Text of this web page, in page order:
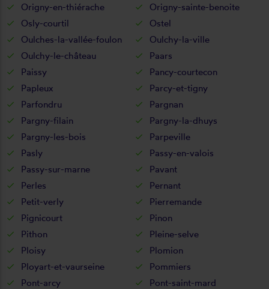
Origny-en-thiérache
Origny-sainte-benoite
Osly-courtil
Ostel
Oulches-la-vallée-foulon
Oulchy-la-ville
Oulchy-le-château
Paars
Paissy
Pancy-courtecon
Papleux
Parcy-et-tigny
Parfondru
Pargnan
Pargny-filain
Pargny-la-dhuys
Pargny-les-bois
Parpeville
Pasly
Passy-en-valois
Passy-sur-marne
Pavant
Perles
Pernant
Petit-verly
Pierremande
Pignicourt
Pinon
Pithon
Pleine-selve
Ploisy
Plomion
Ployart-et-vaurseine
Pommiers
Pont-arcy
Pont-saint-mard